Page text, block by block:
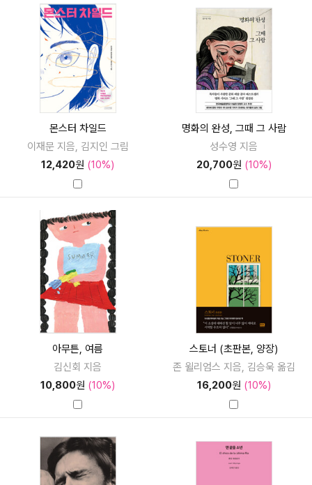
몬스터 차일드
이재문 지음, 김지인 그림
12,420원 (10%)
명화의 완성, 그때 그 사람
성수영 지음
20,700원 (10%)
아무튼, 여름
김신회 지음
10,800원 (10%)
스토너 (초판본, 양장)
존 윌리엄스 지음, 김승욱 옮김
16,200원 (10%)